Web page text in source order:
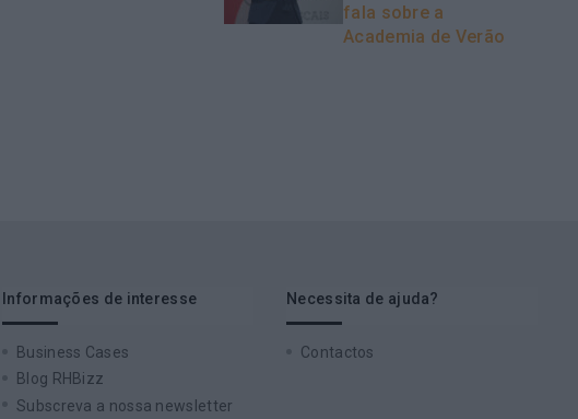
fala sobre a
Academia de Verão
Informações de interesse
Business Cases
Blog RHBizz
Subscreva a nossa newsletter
Necessita de ajuda?
Contactos